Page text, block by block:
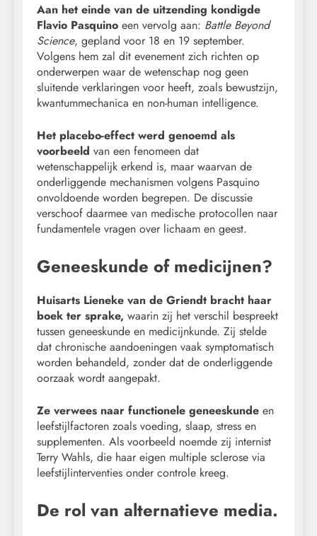
Aan het einde van de uitzending kondigde
Flavio Pasquino een vervolg aan: Battle Beyond
Science, gepland voor 18 en 19 september.
Volgens hem zal dit evenement zich richten op
onderwerpen waar de wetenschap nog geen
sluitende verklaringen voor heeft, zoals bewustzijn,
kwantummechanica en non-human intelligence.
Het placebo-effect werd genoemd als
voorbeeld van een fenomeen dat
wetenschappelijk erkend is, maar waarvan de
onderliggende mechanismen volgens Pasquino
onvoldoende worden begrepen. De discussie
verschoof daarmee van medische protocollen naar
fundamentele vragen over lichaam en geest.
Geneeskunde of medicijnen?
Huisarts Lieneke van de Griendt bracht haar
boek ter sprake, waarin zij het verschil bespreekt
tussen geneeskunde en medicijnkunde. Zij stelde
dat chronische aandoeningen vaak symptomatisch
worden behandeld, zonder dat de onderliggende
oorzaak wordt aangepakt.
Ze verwees naar functionele geneeskunde en
leefstijlfactoren zoals voeding, slaap, stress en
supplementen. Als voorbeeld noemde zij internist
Terry Wahls, die haar eigen multiple sclerose via
leefstijlinterventies onder controle kreeg.
De rol van alternatieve media.